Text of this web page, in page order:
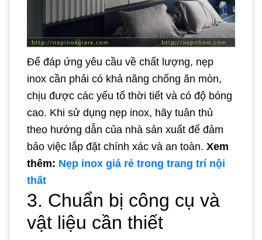
Để đáp ứng yêu cầu về chất lượng, nẹp
inox cần phải có khả năng chống ăn mòn,
chịu được các yếu tố thời tiết và có độ bóng
cao. Khi sử dụng nẹp inox, hãy tuân thủ
theo hướng dẫn của nhà sản xuất để đảm
bảo việc lắp đặt chính xác và an toàn. Xem
thêm: Nẹp inox giá rẻ trong trang trí nội
thất
3. Chuẩn bị công cụ và
vật liệu cần thiết